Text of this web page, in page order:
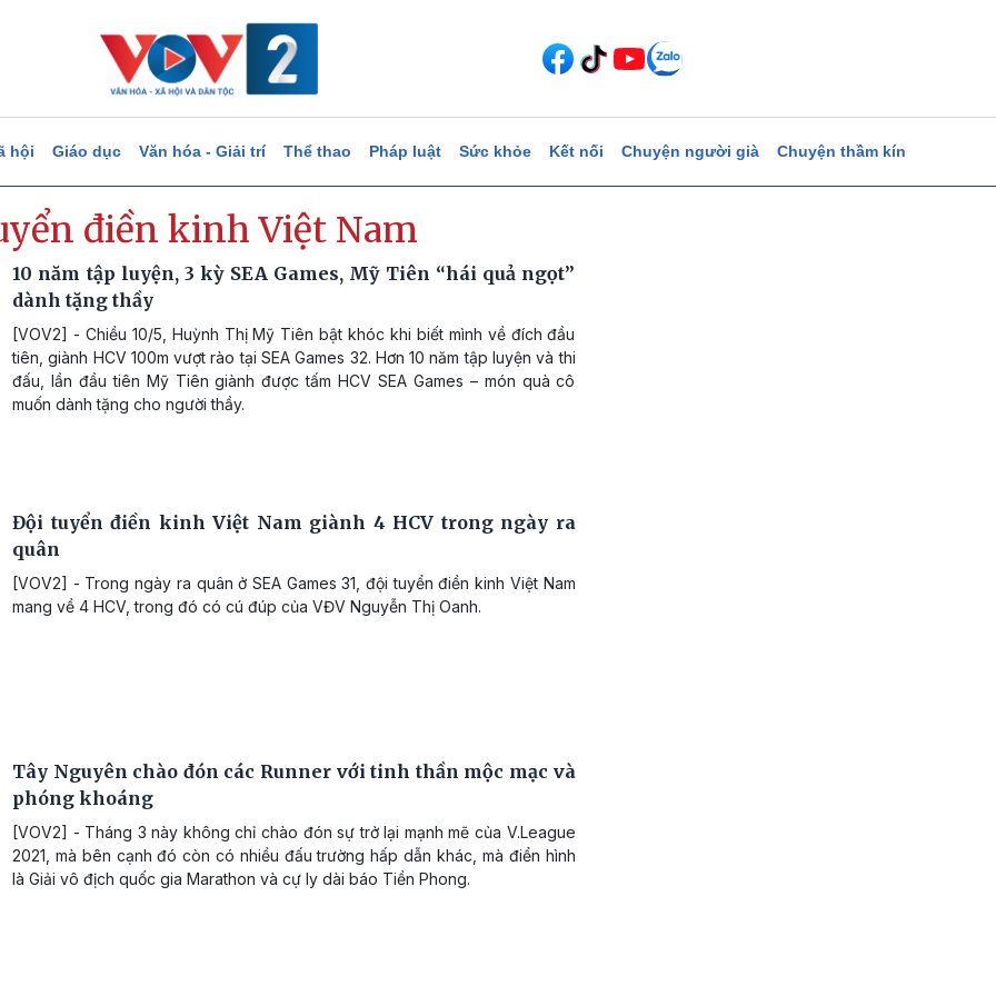
hội Giáo dục Văn hóa - Giải trí Thể thao Pháp luật Sức khỏe Kết nối Chuyện người già Chuyện thầm kín
điền kinh Việt Nam
10 năm tập luyện, 3 kỳ SEA Games, Mỹ Tiên “hái quả ngọt”
dành tặng thầy
[VOV2] - Chiều 10/5, Huỳnh Thị Mỹ Tiên bật khóc khi biết mình về đích đầu
tiên, giành HCV 100m vượt rào tại SEA Games 32. Hơn 10 năm tập luyện và thi
đấu, lần đầu tiên Mỹ Tiên giành được tấm HCV SEA Games – món quà cô
muốn dành tặng cho người thầy.
Đội tuyển điền kinh Việt Nam giành 4 HCV trong ngày ra
quân
[VOV2] - Trong ngày ra quân ở SEA Games 31, đội tuyển điền kinh Việt Nam
mang về 4 HCV, trong đó có cú đúp của VĐV Nguyễn Thị Oanh.
Tây Nguyên chào đón các Runner với tinh thần mộc mạc và
phóng khoáng
[VOV2] - Tháng 3 này không chỉ chào đón sự trở lại mạnh mẽ của V.League
2021, mà bên cạnh đó còn có nhiều đấu trường hấp dẫn khác, mà điển hình
là Giải vô địch quốc gia Marathon và cự ly dài báo Tiền Phong.